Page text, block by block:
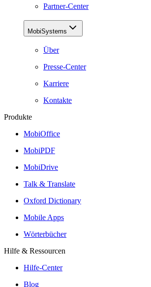
Partner-Center
MobiSystems
Über
Presse-Center
Karriere
Kontakte
Produkte
MobiOffice
MobiPDF
MobiDrive
Talk & Translate
Oxford Dictionary
Mobile Apps
Wörterbücher
Hilfe & Ressourcen
Hilfe-Center
Blog